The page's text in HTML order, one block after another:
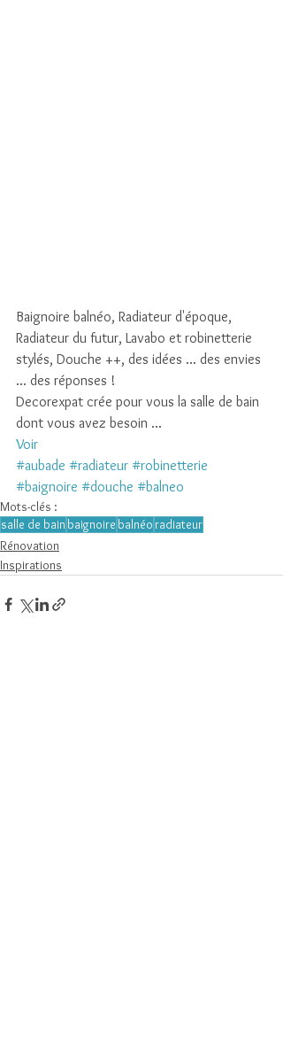
Baignoire balnéo, Radiateur d'époque,
Radiateur du futur, Lavabo et robinetterie
stylés, Douche ++, des idées ... des envies
... des réponses !
Decorexpat crée pour vous la salle de bain
dont vous avez besoin ...
Voir
#aubade #radiateur #robinetterie
#baignoire #douche #balneo
Mots-clés :
salle de bain baignoire balnéo radiateur
Rénovation
Inspirations